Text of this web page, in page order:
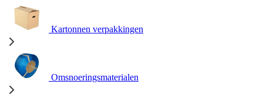
Kartonnen verpakkingen
Omsnoeringsmaterialen